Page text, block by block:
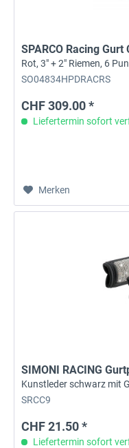
Rot, 3" + 2" Riemen, 6
SO04834HPDRACRS
CHF 309.00 *
Liefertermin sofort
Merken
SIMONI RACING
Kunstleder schwarz mit
SRCC9
CHF 21.50 *
Liefertermin sofort